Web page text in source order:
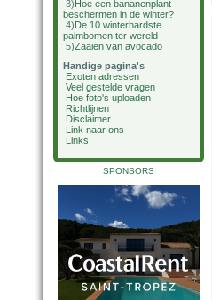
3)Hoe een bananenplant
beschermen in de winter?
4)De 10 winterhardste
palmbomen ter wereld
5)Zaaien van avocado
Handige pagina's
Exoten adressen
Veel gestelde vragen
Hoe foto's uploaden
Richtlijnen
Disclaimer
Link naar ons
Links
SPONSORS